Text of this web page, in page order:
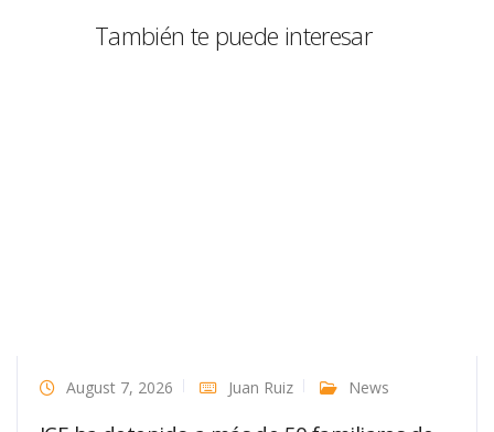
También te puede interesar
August 7, 2026 Juan Ruiz News